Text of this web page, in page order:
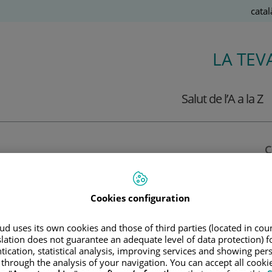
LA
Salut de l’A a la Z
Mèdic Teknon per a aquestes festes.
Cookies configuration
uses its own cookies and those of third parties (located in
does not guarantee an adequate level of data protection)
statistical analysis, improving services and showing
the analysis of your navigation. You can accept all